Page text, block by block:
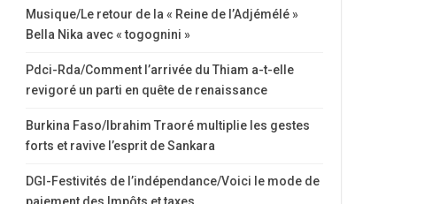
Musique/Le retour de la « Reine de l’Adjémélé »
Bella Nika avec « togognini »
Pdci-Rda/Comment l’arrivée du Thiam a-t-elle
revigoré un parti en quête de renaissance
Burkina Faso/Ibrahim Traoré multiplie les gestes
forts et ravive l’esprit de Sankara
DGI-Festivités de l’indépendance/Voici le mode de
paiement des Impôts et taxes